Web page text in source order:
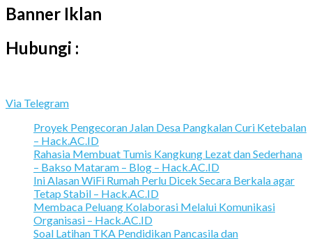
Banner Iklan
Hubungi :
Via Telegram
Proyek Pengecoran Jalan Desa Pangkalan Curi Ketebalan
– Hack.AC.ID
Rahasia Membuat Tumis Kangkung Lezat dan Sederhana
– Bakso Mataram – Blog – Hack.AC.ID
Ini Alasan WiFi Rumah Perlu Dicek Secara Berkala agar
Tetap Stabil – Hack.AC.ID
Membaca Peluang Kolaborasi Melalui Komunikasi
Organisasi – Hack.AC.ID
Soal Latihan TKA Pendidikan Pancasila dan